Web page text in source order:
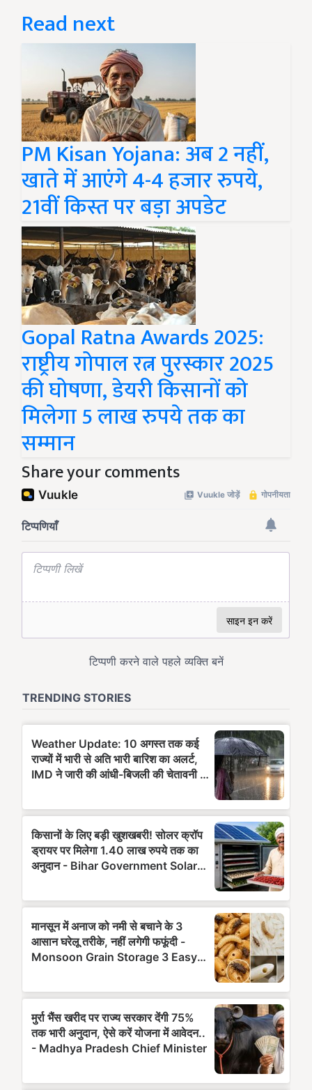
Read next
PM Kisan Yojana: अब 2 नहीं,
खाते में आएंगे 4-4 हजार रुपये,
21वीं किस्त पर बड़ा अपडेट
Gopal Ratna Awards 2025:
राष्ट्रीय गोपाल रत्न पुरस्कार 2025
की घोषणा, डेयरी किसानों को
मिलेगा 5 लाख रुपये तक का
सम्मान
Share your comments